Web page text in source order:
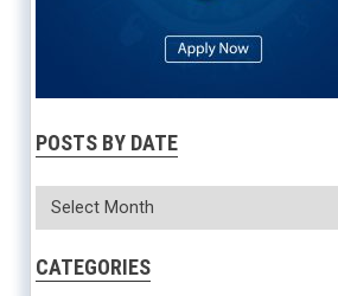
POSTS BY DATE
CATEGORIES